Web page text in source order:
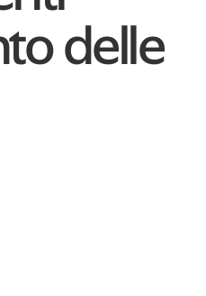
delle